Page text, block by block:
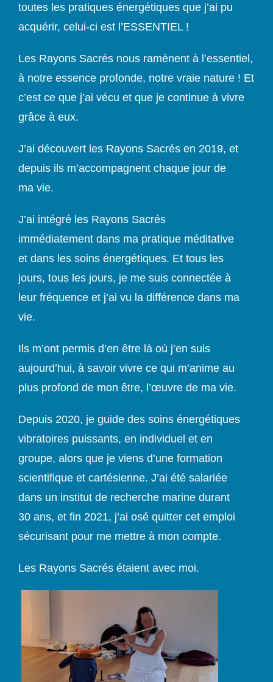
toutes les pratiques énergétiques que j’ai pu
acquérir, celui-ci est l’ESSENTIEL !
Les Rayons Sacrés nous ramènent à l’essentiel,
à notre essence profonde, notre vraie nature ! Et
c’est ce que j’ai vécu et que je continue à vivre
grâce à eux.
J’ai découvert les Rayons Sacrés en 2019, et
depuis ils m’accompagnent chaque jour de
ma vie.
J’ai intégré les Rayons Sacrés
immédiatement dans ma pratique méditative
et dans les soins énergétiques. Et tous les
jours, tous les jours, je me suis connectée à
leur fréquence et j’ai vu la différence dans ma
vie.
Ils m’ont permis d’en être là où j’en suis
aujourd’hui, à savoir vivre ce qui m’anime au
plus profond de mon être, l’œuvre de ma vie.
Depuis 2020, je guide des soins énergétiques
vibratoires puissants, en individuel et en
groupe, alors que je viens d’une formation
scientifique et cartésienne. J’ai été salariée
dans un institut de recherche marine durant
30 ans, et fin 2021, j’ai osé quitter cet emploi
sécurisant pour me mettre à mon compte.
Les Rayons Sacrés étaient avec moi.